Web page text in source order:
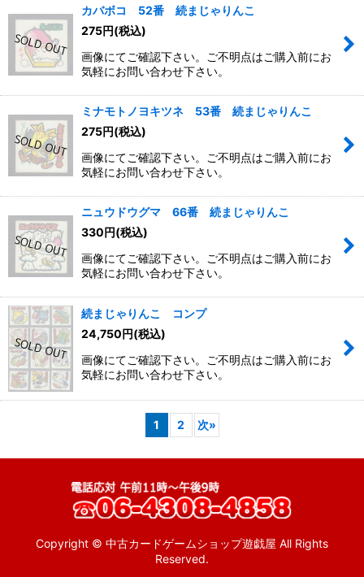
カバボコ 52番 続まじゃりんこ
275円(税込)
画像にてご確認下さい。ご不明点はご購入前にお
気軽にお問い合わせ下さい。
ミナモトノヨキツネ 53番 続まじゃりんこ
275円(税込)
画像にてご確認下さい。ご不明点はご購入前にお
気軽にお問い合わせ下さい。
ニュウドウグマ 66番 続まじゃりんこ
330円(税込)
画像にてご確認下さい。ご不明点はご購入前にお
気軽にお問い合わせ下さい。
続まじゃりんこ コンプ
24,750 円(税込)
画像にてご確認下さい。ご不明点はご購入前にお
気軽にお問い合わせ下さい。
1 2 次»
Copyright © 中古カードゲームショップ遊戯屋 All Rights
Reserved.